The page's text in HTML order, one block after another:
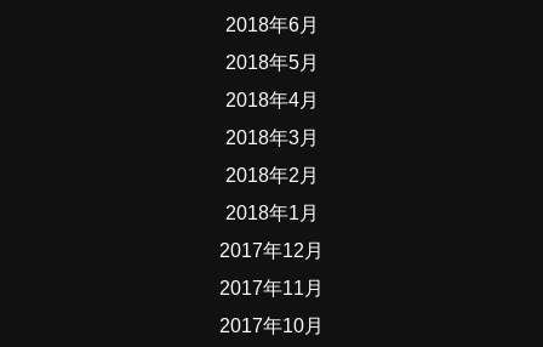
2018年6月
2018年5月
2018年4月
2018年3月
2018年2月
2018年1月
2017年12月
2017年11月
2017年10月